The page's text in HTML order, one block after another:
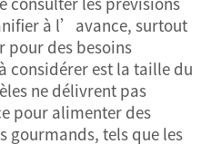
à l’avance, surtout
pour des besoins
considérer est la taille du
ne délivrent pas
pour alimenter des
gourmands, tels que les